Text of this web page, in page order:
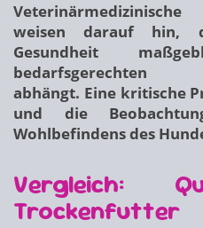
weisen darauf hin,
Gesundheit
bedarfsgerechten
abhängt. Eine kritische
und die
Wohlbefindens des
Vergleich:
Trockenfutter